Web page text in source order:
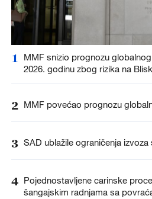
1
MMF snizio prognozu
2026. godinu zbog rizika na
2 MMF povećao prognozu
3 SAD ublažile ograničenja
4 Pojednostavljene carinske
šangajskim radnjama sa